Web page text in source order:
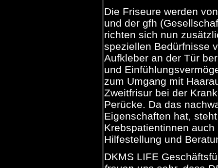
Die Friseure werden
und der gfh
richten sich nun
speziellen Bedürfnisse
Aufkleber an der Tür
und
zum Umgang mit
Zweitfrisur bei der
Perücke. Da das
Eigenschaften hat,
Krebspatientinnen
Hilfestellung und
DKMS LIFE